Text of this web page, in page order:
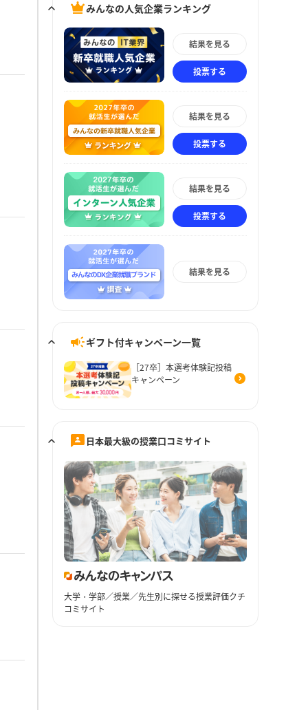
みんなの人気企業ランキング
結果を見る
投票する
結果を見る
投票する
結果を見る
投票する
結果を見る
ギフト付キャンペーン一覧
［27卒］本選考体験記投稿
キャンペーン
日本最大級の授業口コミサイト
大学・学部／授業／先生別に探せる授業評価クチ
コミサイト